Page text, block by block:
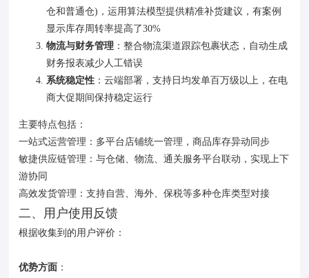
仓和普通仓)，运用算法模型提供精准补货建议，有案例
显示库存周转率提高了30%‌
物流与财务管理 ‌：整合物流渠道跟踪包裹状态，自动生成
财务报表减少人工错误‌
系统稳定性 ‌：云端部署，支持日均发单百万级以上，在电
商大促期间保持稳定运行‌
主要特点包括：
一站式运营管理：多平台店铺统一管理，商品库存异动同步
敏捷供应链管理：与仓储、物流、通关服务平台联动，实现上下
游协同
高效发货管理：支持自营、海外、保税等多种仓库类型对接‌
二、用户使用反馈
根据收集到的用户评价：
优势方面 ‌：